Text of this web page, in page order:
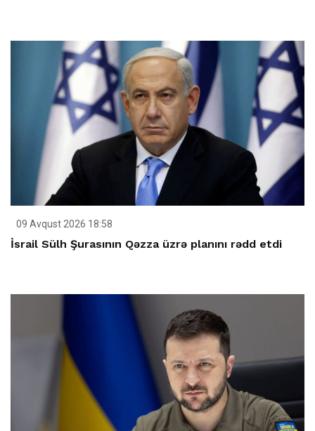
09 Avqust 2026 18:58
İsrail Sülh Şurasının Qəzza üzrə planını rədd etdi